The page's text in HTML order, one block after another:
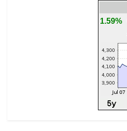
1.59%